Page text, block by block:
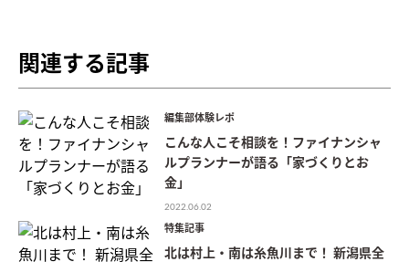
関連する記事
編集部体験レポ
こんな人こそ相談を！ファイナンシャ
ルプランナーが語る「家づくりとお
金」
2022.06.02
特集記事
北は村上・南は糸魚川まで！ 新潟県全